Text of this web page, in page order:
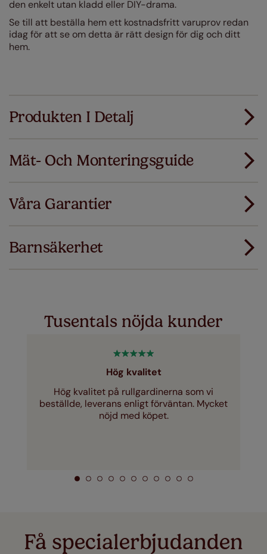
den enkelt utan kladd eller DIY-drama.
Se till att beställa hem ett kostnadsfritt varuprov redan
idag för att se om detta är rätt design för dig och ditt
hem.
Produkten I Detalj
Mät- Och Monteringsguide
Ladda ner instruktioner
Våra Garantier
första gången ersätter vi dem med rätt storlek.
Barnsäkerhet
Tusentals nöjda kunder
Hög kvalitet
Hög kvalitet på rullgardinerna som vi
beställde, leverans enligt förväntan. Mycket
nöjd med köpet.
Få specialerbjudanden